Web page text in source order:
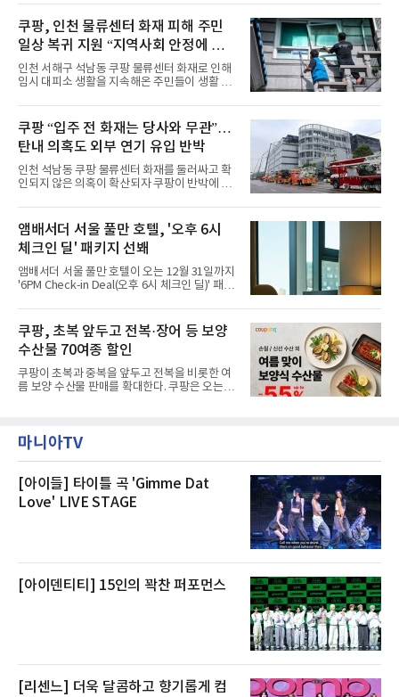
이야기를 담은 인형 극장 콘셉트의 공간 ‘앰버드
시어터(Ambird Theater)’를 새롭게 선보인
다”고 밝혔다.앰배서더 서울 풀만 호텔은 로비
한편에 마련된 앰버드 존을 통해 앰버드의 세계
관을 소개해왔다. 앰버드 존은 앰버드가 우주여
행 중 수집한 다양한 굿즈를 전시한 '앰버드 플래
닛(Ambird Planet)과 계절별 플라워 연출로 사
라 극장을 모티브로 한 데코레이션으로 구성됐
다. 무대 공간 및 티켓 박스
쿠팡, 인천 물류센터 화재 피해 주민
일상 복귀 지원 “지역사회 안정에 총
력”
인천 서해구 석남동 쿠팡 물류센터 화재로 인해
임시 대피소 생활을 지속해온 주민들이 생활 터
필먼트서비스(CFS)가 지난 28일부터 화재 피해
주민을 대상으로 전문 출장 청소서비스 지원에
나섬으로써 본격적인 지역사회 복구 작업이 시
작된 것이다.대피소 주민 중심 청소 접수, 첫날
부터 2가구 지원 완료CFS는 신현초등학교, 신
현북초등학교, 신현여자중학교 등 인천 서해구
관내 임시 대피소 3곳에서 체류해온 화재 피해
민들의 호응 속에 CFS는 즉시 행동에 나섰다. 지
난 28일 오후 전문 청소업체와
쿠팡 “입주 전 화재는 당사와 무관”…
탄내 의혹도 외부 연기 유입 반박
인천 석남동 쿠팡 물류센터 화재를 둘러싸고 확
인되지 않은 의혹이 확산되자 쿠팡이 반박에 나
에 대해서는 외부 화재 연기 유입이라고 설명했
고, 2023년 같은 물류센터에서 발생한 화재에
대해서도 쿠팡 입주 전 공사 과정에서 벌어진 일
이라며 선을 그었다.쿠팡은 21일 인천 물류센터
내부에서 불이 타는 냄새가 났다는 의혹과 관련
해 “사실무근”이라는 입장을 밝혔다.회사 측은
“인근에서 지난 15일 다른 회사에서 발생한 대
것으로 확인됐다”고 설명했다.이어 “정확한 화
재 원인은 추후 조사될
앰배서더 서울 풀만 호텔, '오후 6시
체크인 딜' 패키지 선봬
앰배서더 서울 풀만 호텔이 오는 12월 31일까지
'6PM Check-in Deal(오후 6시 체크인 딜)' 패키
으로 여유로운 저녁 시간부터 호텔 스테이를 시
작할 수 있도록 준비됐다.앰배서더 서울 풀만 호
텔 측은 “퇴근 후 또는 주말 도심 속에서 짧지만
온전한 휴식을 원하는 고객들에게 특별한 경험
을 제공한다”고 밝혔다.패키지는 디럭스와 이그
제큐티브 두 가지 타입으로 구성된다. 디럭스 패
키지는 객실 1박(룸 온리)으로 심플한 호캉스를
스 센터 사우나 2인 이용 혜택이 포함된다.특히
클럽 앰배서더 라운지
쿠팡, 초복 앞두고 전복·장어 등 보양
수산물 70여종 할인
쿠팡이 초복과 중복을 앞두고 전복을 비롯한 여
름 보양 수산물 판매를 확대한다. 쿠팡은 오는
우 등이 포함됐다. 쿠팡은 올해 큰 크기의 전복
생산량이 늘어난 점을 반영해 주요 산지 상품을
전복은 산지에서 채취한 뒤 전국으로 직송되는
방식으로 운영된다. 신선도가 중요한 상품인 만
큼 이르면 다음 날 오전 배송이 가능하도록 물류
마니아TV
[아이들] 타이틀 곡 'Gimme Dat
Love' LIVE STAGE
[아이덴티티] 15인의 꽉찬 퍼포먼스
[리센느] 더욱 달콤하고 향기롭게 컴